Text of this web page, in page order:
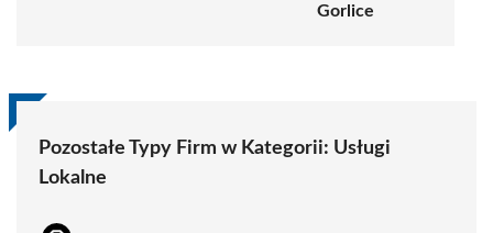
Gorlice
Pozostałe Typy Firm w Kategorii: Usługi
Lokalne